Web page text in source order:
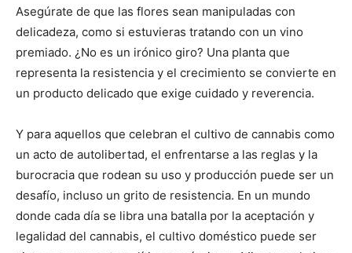
Asegúrate de que las flores sean manipuladas con
delicadeza, como si estuvieras tratando con un vino
premiado. ¿No es un irónico giro? Una planta que
representa la resistencia y el crecimiento se convierte en
un producto delicado que exige cuidado y reverencia.
Y para aquellos que celebran el cultivo de cannabis como
un acto de autolibertad, el enfrentarse a las reglas y la
burocracia que rodean su uso y producción puede ser un
desafío, incluso un grito de resistencia. En un mundo
donde cada día se libra una batalla por la aceptación y
legalidad del cannabis, el cultivo doméstico puede ser